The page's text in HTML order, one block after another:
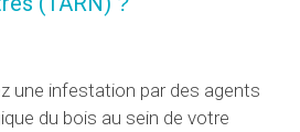
une infestation par des agents
du bois au sein de votre